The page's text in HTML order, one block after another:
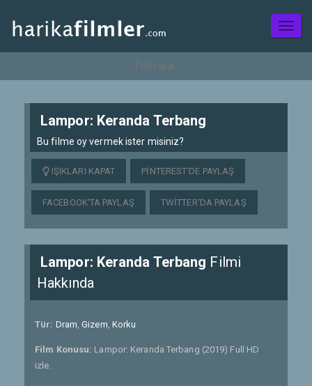
Lampor: Keranda Terbang
Bu filme oy vermek ister misiniz?
IŞIKLARI KAPAT PINTEREST'DE PAYLAŞ
FACEBOOK'TA PAYLAŞ TWITTER'DA PAYLAŞ
Lampor: Keranda Terbang Filmi
Hakkında
Tür: Dram,Gizem, Korku
Film Konusu: Lampor: Keranda Terbang (2019) Full HD
izle.